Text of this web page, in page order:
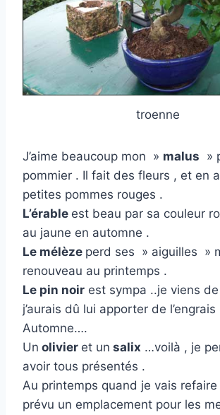
troenne
J’aime beaucoup mon » malus »
pommier . Il fait des fleurs , et en
petites pommes rouges .
L’érable est beau par sa couleur
au jaune en automne .
Le mélèze perd ses » aiguilles »
renouveau au printemps .
Le pin noir est sympa ..je viens
j’aurais dû lui apporter de l’engrais
Automne….
Un olivier et un salix …voilà , je
avoir tous présentés .
Au printemps quand je vais refaire
prévu un emplacement pour les